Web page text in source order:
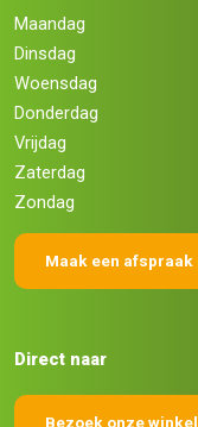
Maandag
Dinsdag
Woensdag
Donderdag
Vrijdag
Zaterdag
Zondag
Maak een afspraak
Direct naar
Bezoek onze winkel